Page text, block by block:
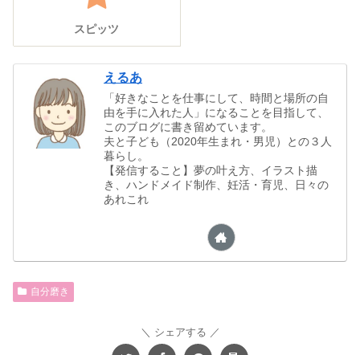
スピッツ
えるあ
「好きなことを仕事にして、時間と場所の自
由を手に入れた人」になることを目指して、
このブログに書き留めています。
夫と子ども（2020年生まれ・男児）との３人
暮らし。
【発信すること】夢の叶え方、イラスト描
き、ハンドメイド制作、妊活・育児、日々の
あれこれ
自分磨き
シェアする